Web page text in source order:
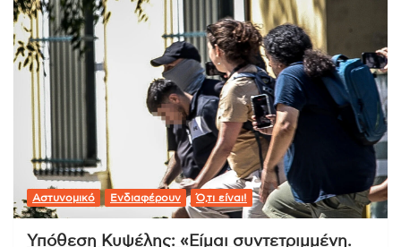
Αστυνομικό Ενδιαφέρουν Ό,τι είναι!
Υπόθεση Κυψέλης: «Είμαι συντετριμμένη.